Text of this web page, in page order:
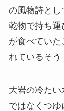
の風物詩とし
乾物で持ち運
が食べてい
れているそう
大岩の冷た
ではなくつ